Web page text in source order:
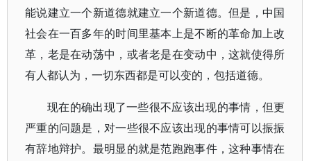
能说建立一个新道德就建立一个新道德。但是，中国
社会在一百多年的时间里基本上是不断的革命加上改
革，老是在动荡中，或者老是在变动中，这就使得所
有人都认为，一切东西都是可以变的，包括道德。
现在的确出现了一些很不应该出现的事情，但更
严重的问题是，对一些很不应该出现的事情可以振振
有辞地辩护。最明显的就是范跑跑事件，这种事情在